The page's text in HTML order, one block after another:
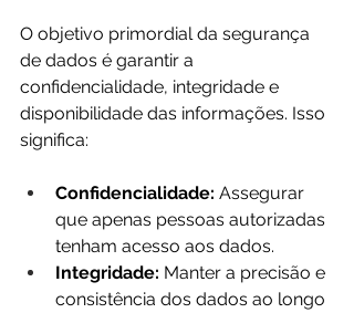
O objetivo primordial da segurança
de dados é garantir a
confidencialidade, integridade e
disponibilidade das informações. Isso
significa:
Confidencialidade: Assegurar
que apenas pessoas autorizadas
tenham acesso aos dados.
Integridade: Manter a precisão e
consistência dos dados ao longo